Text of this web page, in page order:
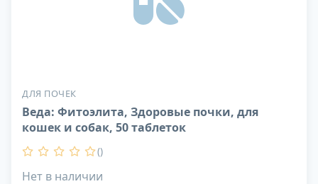
ДЛЯ ПОЧЕК
Веда: Фитоэлита, Здоровые почки, для
кошек и собак, 50 таблеток
()
Нет в наличии